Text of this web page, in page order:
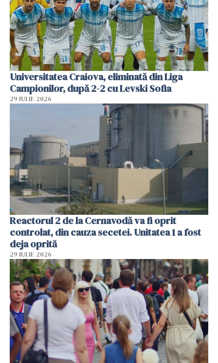
Universitatea Craiova, eliminată din Liga
Campionilor, după 2-2 cu Levski Sofia
29 IULIE 2026
Reactorul 2 de la Cernavodă va fi oprit
controlat, din cauza secetei. Unitatea 1 a fost
deja oprită
29 IULIE 2026